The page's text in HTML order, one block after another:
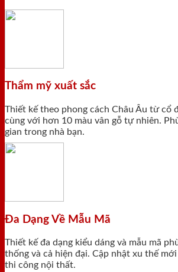
Thẩm mỹ xuất sắc
Thiết kế theo phong cách Châu Âu từ cổ
cùng với hơn 10 màu vân gỗ tự nhiên.
gian trong nhà bạn.
Đa Dạng Về Mẫu Mã
Thiết kế đa dạng kiểu dáng và mẫu mã
thống và cả hiện đại. Cập nhật xu thế
thi công nội thất.